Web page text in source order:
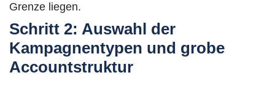
Grenze liegen.
Schritt 2: Auswahl der
Kampagnentypen und grobe
Accountstruktur